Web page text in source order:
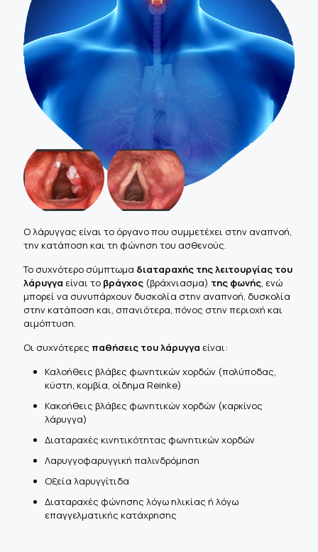
Ο λάρυγγας είναι το όργανο που συμμετέχει στην αναπνοή,
την κατάποση και τη φώνηση του ασθενούς.
Το συχνότερο σύμπτωμα διαταραχής της λειτουργίας του
λάρυγγα είναι το βράγχος (βράχνιασμα) της φωνής, ενώ
μπορεί να συνυπάρχουν δυσκολία στην αναπνοή, δυσκολία
στην κατάποση και, σπανιότερα, πόνος στην περιοχή και
αιμόπτυση.
Οι συχνότερες παθήσεις του λάρυγγα είναι:
Καλοήθεις βλάβες φωνητικών χορδών (πολύποδας,
κύστη, κομβία, οίδημα Reinke)
Κακοήθεις βλάβες φωνητικών χορδών (καρκίνος
λάρυγγα)
Διαταραχές κινητικότητας φωνητικών χορδών
Λαρυγγοφαρυγγική παλινδρόμηση
Οξεία λαρυγγίτιδα
Διαταραχές φώνησης λόγω ηλικίας ή λόγω
επαγγελματικής κατάχρησης